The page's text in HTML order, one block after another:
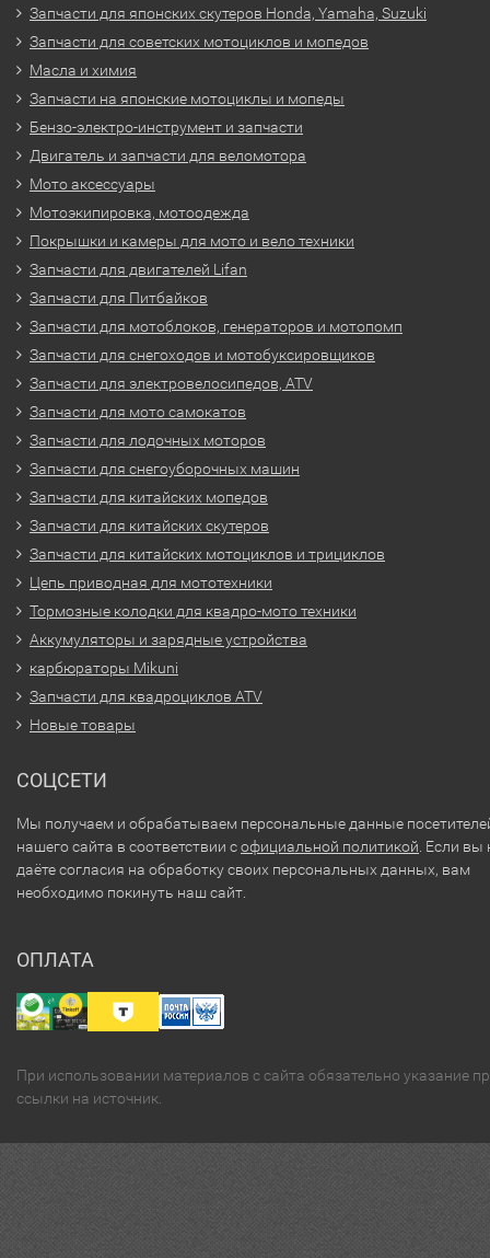
Запчасти для японских скутеров Honda, Yamaha, Suzuki
Запчасти для советских мотоциклов и мопедов
Масла и химия
Запчасти на японские мотоциклы и мопеды
Бензо-электро-инструмент и запчасти
Двигатель и запчасти для веломотора
Мото аксессуары
Мотоэкипировка, мотоодежда
Покрышки и камеры для мото и вело техники
Запчасти для двигателей Lifan
Запчасти для Питбайков
Запчасти для мотоблоков, генераторов и мотопомп
Запчасти для снегоходов и мотобуксировщиков
Запчасти для электровелосипедов, ATV
Запчасти для мото самокатов
Запчасти для лодочных моторов
Запчасти для снегоуборочных машин
Запчасти для китайских мопедов
Запчасти для китайских скутеров
Запчасти для китайских мотоциклов и трициклов
Цепь приводная для мототехники
Тормозные колодки для квадро-мото техники
Аккумуляторы и зарядные устройства
карбюраторы Mikuni
Запчасти для квадроциклов ATV
Новые товары
СОЦСЕТИ
Мы получаем и обрабатываем персональные данные
нашего сайта в соответствии софициальной политикой. Если вы
даёте согласия на обработку своих персональных данных, вам
необходимо покинуть наш сайт.
ОПЛАТА
При использовании материалов с сайта обязательно указание
ссылки на источник.